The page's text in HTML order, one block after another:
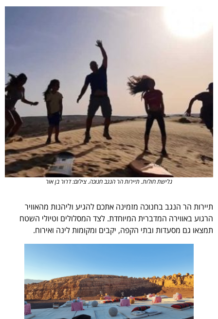
גלישת חולות. תיירות הר הנגב חנוכה. צילום: דרור בן אור
תיירות הר הנגב בחנוכה מזמינה אתכם להגיע וליהנות מהאוויר
הרגוע באווירה המדברית המיוחדת. לצד המסלולים וטיולי השטח
תמצאו גם מסעדות ובתי הקפה, יקבים ומקומות לינה ואירוח.